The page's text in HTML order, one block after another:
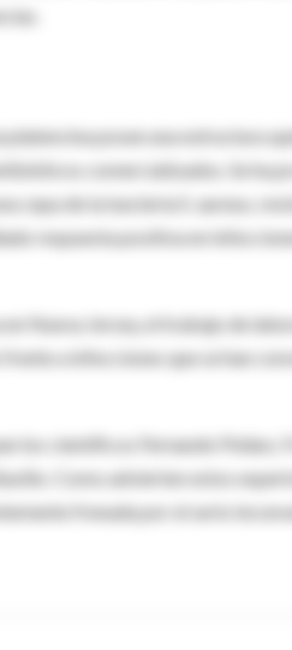
platencina posee una estructura
comercializados. Se ha
cepa de la bacteria S. aureus,
respuesta positiva en
en Nueva Jersey, el trabajo de
a infecciones que se han
los científicos Fernando
Como advierten estos
frenada por el serio